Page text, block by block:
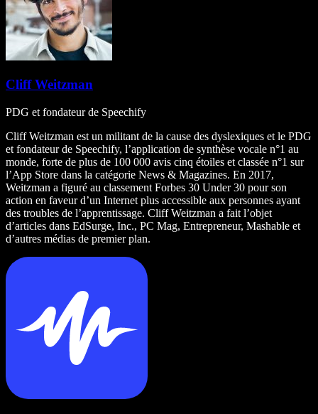
Cliff Weitzman
PDG et fondateur de Speechify
Cliff Weitzman est un militant de la cause des dyslexiques et le PDG
et fondateur de Speechify, l’application de synthèse vocale n°1 au
monde, forte de plus de 100 000 avis cinq étoiles et classée n°1 sur
l’App Store dans la catégorie News & Magazines. En 2017,
Weitzman a figuré au classement Forbes 30 Under 30 pour son
action en faveur d’un Internet plus accessible aux personnes ayant
des troubles de l’apprentissage. Cliff Weitzman a fait l’objet
d’articles dans EdSurge, Inc., PC Mag, Entrepreneur, Mashable et
d’autres médias de premier plan.